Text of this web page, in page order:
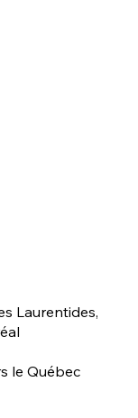
Laurentides,
le Québec